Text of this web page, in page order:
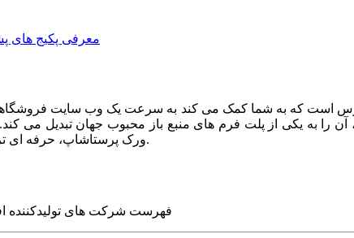
معرفی پکیج های
به یکی از پلت فرم های منبع باز محبوب جهان تبدیل می کند.
ورک پرستاشاپ، حرفه ای ترین وب سایت های روز جهان را برای شما طراحی می کنیم.
فهرست شرکت های تولیدکننده